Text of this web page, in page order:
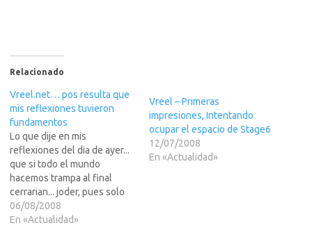
Relacionado
Vreel.net… pos resulta que
mis reflexiones tuvieron
fundamentos
Lo que dije en mis
reflexiones del dia de ayer...
que si todo el mundo
hacemos trampa al final
cerrarian... joder, pues solo
un dia han durado.Y digo yo,
por que en vez de tanto
06/08/2008
En «Actualidad»
Vreel – Primeras
impresiones, Intentando
ocupar el espacio de Stage6
12/07/2008
En «Actualidad»